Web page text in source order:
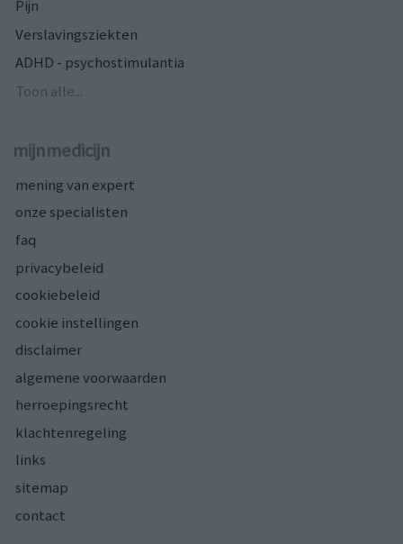
Pijn
Verslavingsziekten
ADHD - psychostimulantia
Toon alle...
mijnmedicijn
mening van expert
onze specialisten
faq
privacybeleid
cookiebeleid
cookie instellingen
disclaimer
algemene voorwaarden
herroepingsrecht
klachtenregeling
links
sitemap
contact